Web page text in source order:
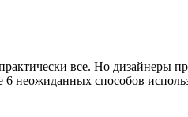
все. Но дизайнеры
неожиданных способов